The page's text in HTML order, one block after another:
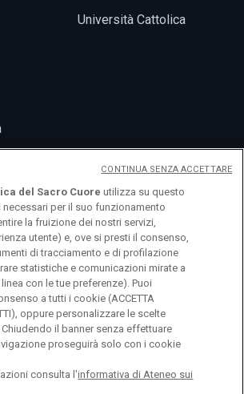
Università Cattolica
del Sacro Cuore Largo A.
Milano PI 02133120150
del Sacro Cuore utilizza su questo
per il suo funzionamento
la fruizione dei nostri servizi,
utente) e, ove si presti il consenso,
di tracciamento e di profilazione
statistiche e comunicazioni mirate a
con le tue preferenze). Puoi
a tutti i cookie (ACCETTA
oppure personalizzare le scelte
Chiudendo il banner senza effettuare
proseguirà solo con i cookie
consulta l'informativa di Ateneo sui
CONTINUA SENZA ACCETTARE